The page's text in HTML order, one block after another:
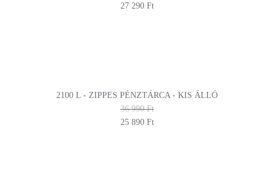
27 290 Ft
2100 L - ZIPPES PÉNZTÁRCA - KIS ÁLLÓ
36 990 Ft
25 890 Ft